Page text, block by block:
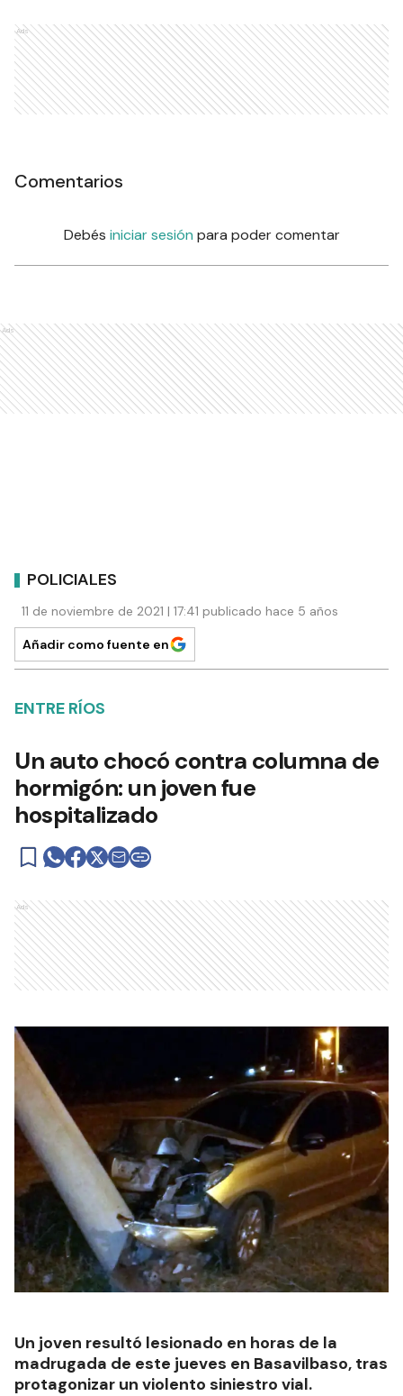
Ads
Comentarios
Debés iniciar sesión para poder comentar
Ads
POLICIALES
11 de noviembre de 2021 | 17:41 publicado hace 5 años
Añadir como fuente en
ENTRE RÍOS
Un auto chocó contra columna de
hormigón: un joven fue
hospitalizado
Ads
Un joven resultó lesionado en horas de la
madrugada de este jueves en Basavilbaso, tras
protagonizar un violento siniestro vial.